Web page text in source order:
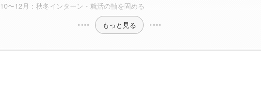
10〜12月：秋冬インターン・就活の軸を固める
もっと見る